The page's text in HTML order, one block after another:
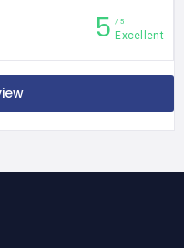
5 5
Excellent